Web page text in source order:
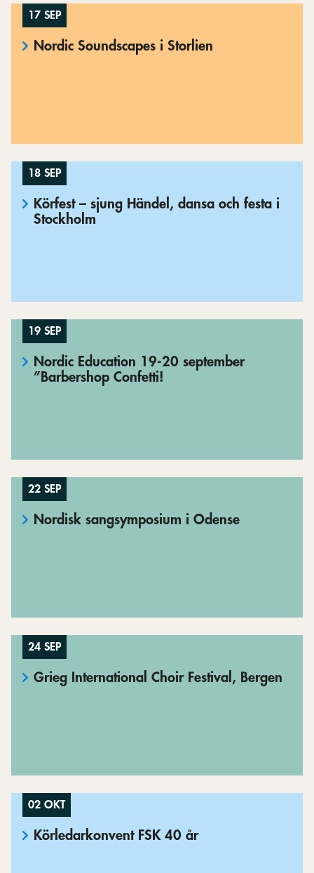
17 SEP
Nordic Soundscapes i Storlien
18 SEP
Körfest – sjung Händel, dansa och festa i
Stockholm
19 SEP
Nordic Education 19-20 september
”Barbershop Confetti!
22 SEP
Nordisk sangsymposium i Odense
24 SEP
Grieg International Choir Festival, Bergen
02 OKT
Körledarkonvent FSK 40 år